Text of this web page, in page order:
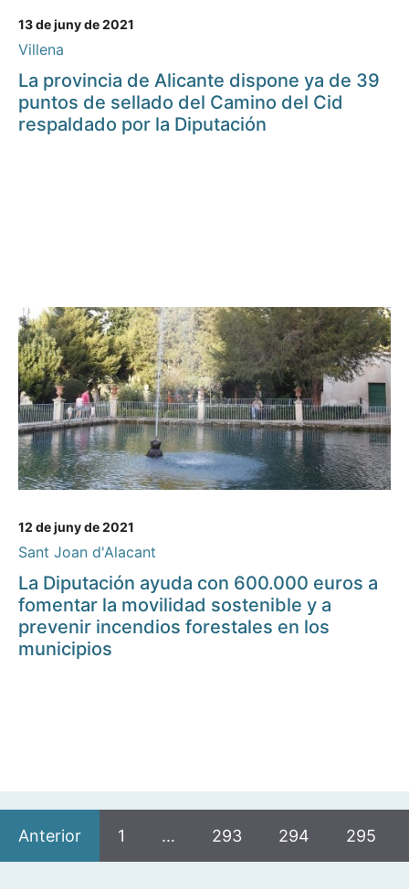
13 de juny de 2021
Villena
La provincia de Alicante dispone ya de 39
puntos de sellado del Camino del Cid
respaldado por la Diputación
12 de juny de 2021
Sant Joan d'Alacant
La Diputación ayuda con 600.000 euros a
fomentar la movilidad sostenible y a
prevenir incendios forestales en los
municipios
Anterior 1 … 293 294 295